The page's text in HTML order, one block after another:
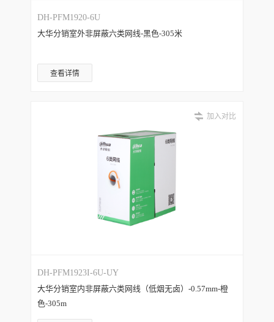
DH-PFM1920-6U
大华分销室外非屏蔽六类网线-黑色-305米
查看详情
加入对比
DH-PFM1923I-6U-UY
大华分销室内非屏蔽六类网线（低烟无卤）-0.57mm-橙
色-305m